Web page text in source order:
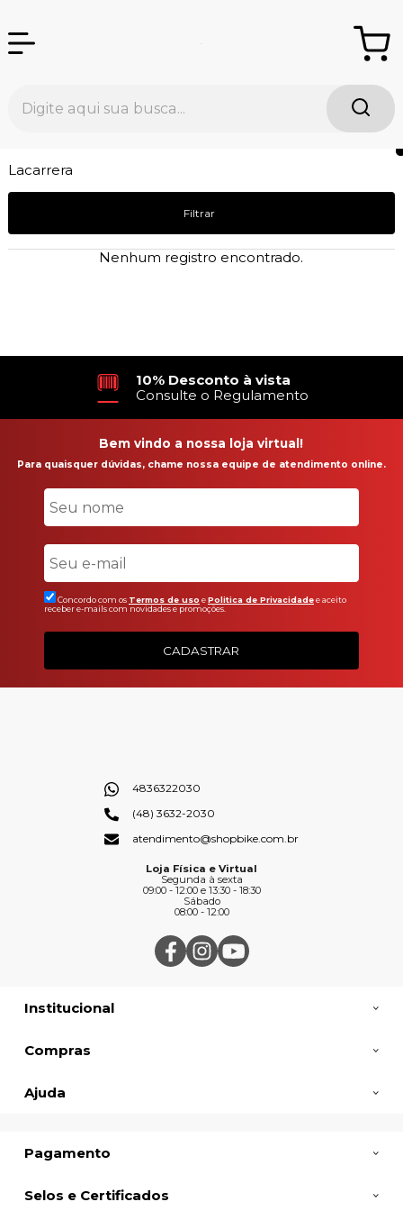
Lacarrera
Filtrar
Nenhum registro encontrado.
10% Desconto à vista
Consulte o Regulamento
Bem vindo a nossa loja virtual!
Para quaisquer dúvidas, chame nossa equipe de atendimento online.
Concordo com os Termos de uso ePolitica de Privacidadee aceito
receber e-mails com novidades e promoções.
CADASTRAR
Institucional
Compras
Ajuda
4836322030
(48) 3632-2030
atendimento@shopbike.com.br
Loja Física e Virtual
Segunda à sexta
09:00 - 12:00 e 13:30 - 18:30
Sábado
08:00 - 12:00
Pagamento
Selos e Certificados